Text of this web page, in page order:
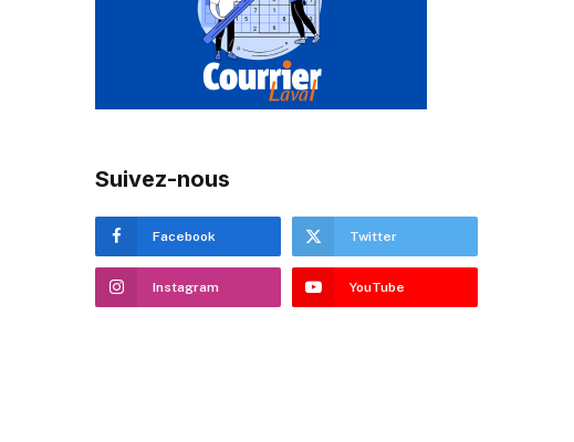
Suivez-nous
Facebook Twitter
Instagram YouTube